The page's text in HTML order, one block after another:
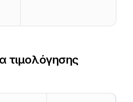
τιμολόγησης